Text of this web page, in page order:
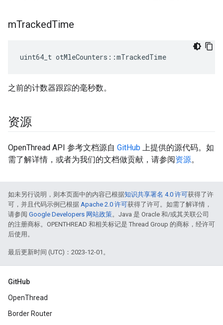
mTrackedTime
uint64_t otMleCounters ::mTrackedTime
之前的计数器跟踪的毫秒数。
资源
OpenThread API 参考文档源自 GitHub 上提供的源代码。如
需了解详情，或者为我们的文档做贡献，请参阅资源。
如未另行说明，则本页面中的内容已根据知识共享署名 4.0 许可获得了许
可，并且代码示例已根据 Apache 2.0 许可获得了许可。如需了解详情，
请参阅 Google Developers 网站政策。Java 是 Oracle 和/或其关联公司
的注册商标。OPENTHREAD 和相关标记是 Thread Group 的商标，经许可
后使用。
最后更新时间 (UTC)：2023-12-01。
GitHub
OpenThread
Border Router